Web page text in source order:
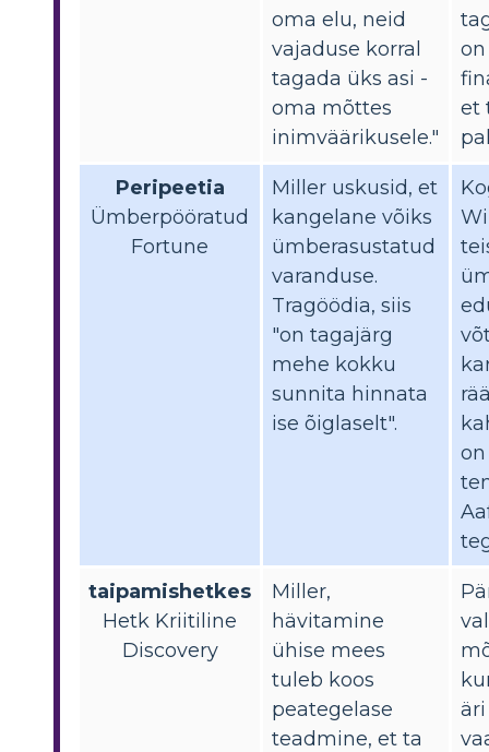
oma elu, neid
vajaduse korral
tagada üks asi -
oma mõttes
inimväärikusele."
on
et
Peripeetia
Ümberpööratud
Fortune
Miller uskusid, et
kangelane võiks
ümberasustatud
varanduse.
Tragöödia, siis
"on tagajärg
mehe kokku
sunnita hinnata
ise õiglaselt".
taipamishetkes
Hetk Kriitiline
Discovery
Miller,
hävitamine
ühise mees
tuleb koos
peategelase
teadmine, et ta